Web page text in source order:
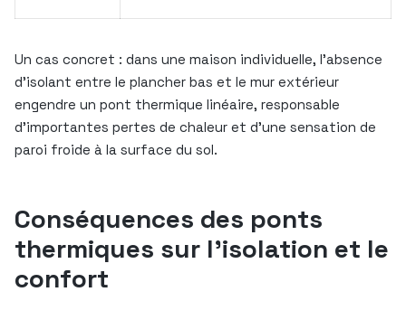
Un cas concret : dans une maison individuelle, l’absence
d’isolant entre le plancher bas et le mur extérieur
engendre un pont thermique linéaire, responsable
d’importantes pertes de chaleur et d’une sensation de
paroi froide à la surface du sol.
Conséquences des ponts
thermiques sur l’isolation et le
confort